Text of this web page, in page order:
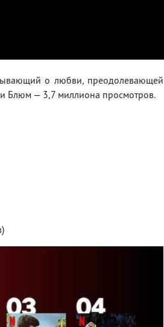
о любви, преодолевающей
Блюм — 3,7 миллиона просмотров.